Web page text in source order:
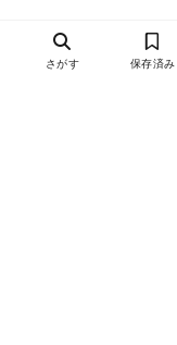
さがす 保存済み